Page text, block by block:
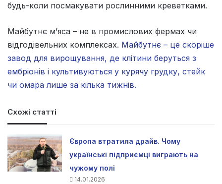
будь-коли посмакувати рослинними креветками.
Майбутнє м’яса – не в промислових фермах чи
відгодівельних комплексах. Майбутнє – це скоріше
завод для вирощування, де клітини беруться з
ембріонів і культивуються у курячу грудку, стейк
чи омара лише за кілька тижнів.
Схожі статті
Європа втратила драйв. Чому
українські підприємці виграють на
чужому полі
14.01.2026